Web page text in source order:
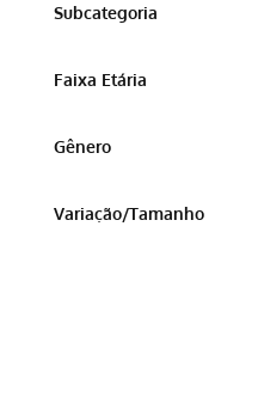
COZINHA
Subcategoria
PANELAS E FRIGIDEIRAS
Faixa Etária
Ambos
Gênero
Variação/Tamanho